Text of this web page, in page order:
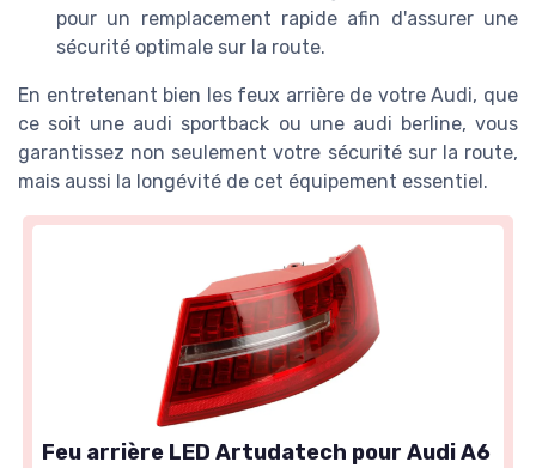
pour un remplacement rapide afin d'assurer une
sécurité optimale sur la route.
En entretenant bien les feux arrière de votre Audi, que
ce soit une audi sportback ou une audi berline, vous
garantissez non seulement votre sécurité sur la route,
mais aussi la longévité de cet équipement essentiel.
Feu arrière LED Artudatech pour Audi A6